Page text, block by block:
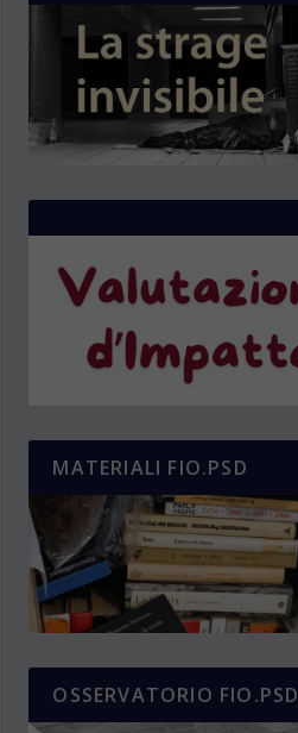
MATERIALI FIO.PSD
OSSERVATORIO FIO.PSD